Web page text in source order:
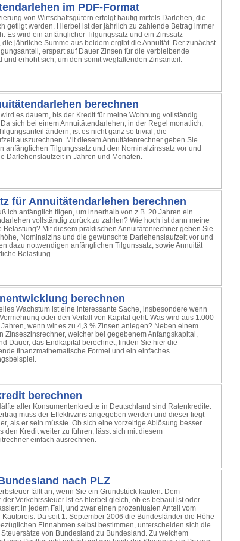
im PDF-Format
von Wirtschaftsgütern erfolgt häufig mittels Darlehen, die
getilgt werden. Hierbei ist der jährlich zu zahlende Betrag immer
Es wird ein anfänglicher Tilgungssatz und ein Zinssatz
die jährliche Summe aus beidem ergibt die Annuität. Der zunächst
erspart auf Dauer Zinsen für die verbleibende
und erhöht sich, um den somit wegfallenden Zinsanteil.
berechnen
es dauern, bis der Kredit für meine Wohnung vollständig
sich bei einem Annuitätendarlehen, in der Regel monatlich,
ändern, ist es nicht ganz so trivial, die
auszurechnen. Mit diesem Annuitätenrechner geben Sie
anfänglichen Tilgungssatz und den Nominalzinssatz vor und
Darlehenslaufzeit in Jahren und Monaten.
für Annuitätendarlehen berechnen
ich anfänglich tilgen, um innerhalb von z.B. 20 Jahren ein
vollständig zurück zu zahlen? Wie hoch ist dann meine
Belastung? Mit diesem praktischen Annuitätenrechner geben Sie
Nominalzins und die gewünschte Darlehenslaufzeit vor und
dazu notwendigen anfänglichen Tilgunssatz, sowie Annuität
Belastung.
berechnen
Wachstum ist eine interessante Sache, insbesondere wenn
oder den Verfall von Kapital geht. Was wird aus 1.000
Jahren, wenn wir es zu 4,3 % Zinsen anlegen? Neben einem
Zinseszinsrechner, welcher bei gegebenem Anfangskapital,
Dauer, das Endkapital berechnet, finden Sie hier die
finanzmathematische Formel und ein einfaches
berechnen
aller Konsumentenkredite in Deutschland sind Ratenkredite.
muss der Effektivzins angegeben werden und dieser liegt
als er sein müsste. Ob sich eine vorzeitige Ablösung besser
den Kredit weiter zu führen, lässt sich mit diesem
einfach ausrechnen.
nach PLZ
fällt an, wenn Sie ein Grundstück kaufen. Dem
der Verkehrssteuer ist es hierbei gleich, ob es bebaut ist oder
in jedem Fall, und zwar einen prozentualen Anteil vom
Da seit 1. September 2006 die Bundesländer die Höhe
Einnahmen selbst bestimmen, unterscheiden sich die
von Bundesland zu Bundesland. Zu welchem